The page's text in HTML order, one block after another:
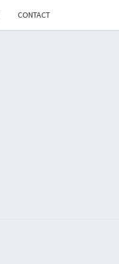
CONTACT